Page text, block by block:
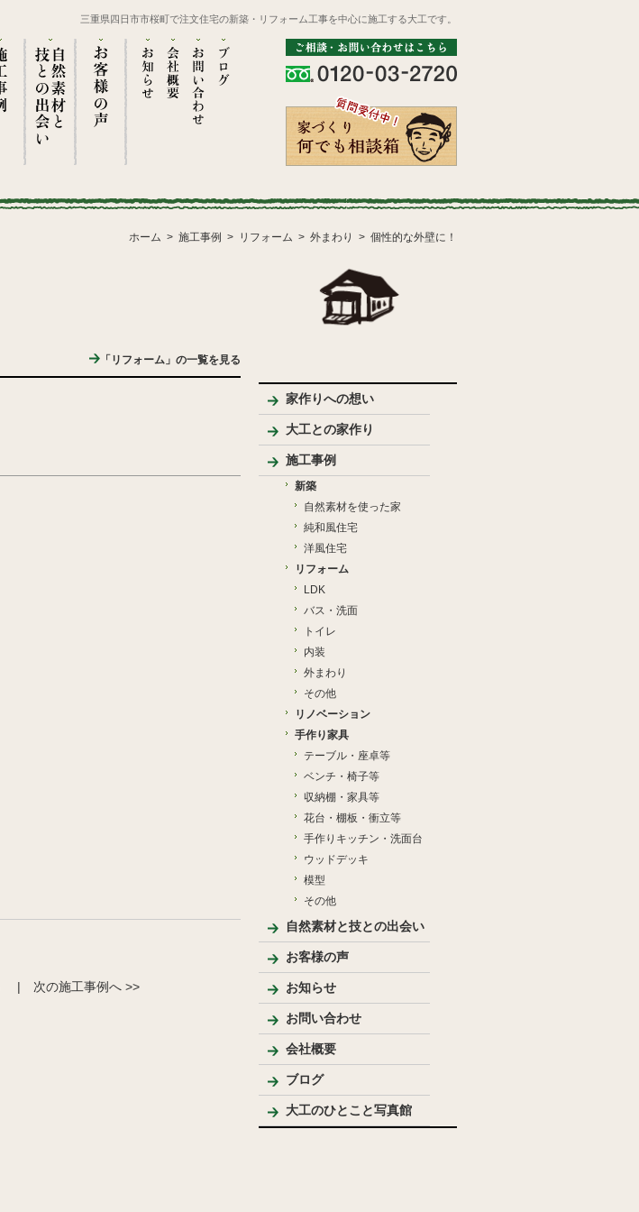
三重県四日市市桜町で注文住宅の新築・リフォーム工事を中心に施工する大工です。
ホーム 施工事例 リフォーム 外まわり 個性的な外壁に！
「リフォーム」の一覧を見る
| 次の施工事例へ >>
家作りへの想い
大工との家作り
家づくりの流れとポイント
プレゼンテーション
大工のこだわり
施工事例
新築
自然素材を使った家
純和風住宅
洋風住宅
リフォーム
LDK
バス・洗面
トイレ
内装
外まわり
その他
リノベーション
手作り家具
テーブル・座卓等
ベンチ・椅子等
収納棚・家具等
花台・棚板・衝立等
手作りキッチン・洗面台
ウッドデッキ
模型
その他
自然素材と技との出会い
お客様の声
お知らせ
お問い合わせ
会社概要
代表プロフィール
ブログ
大工のひとこと写真館